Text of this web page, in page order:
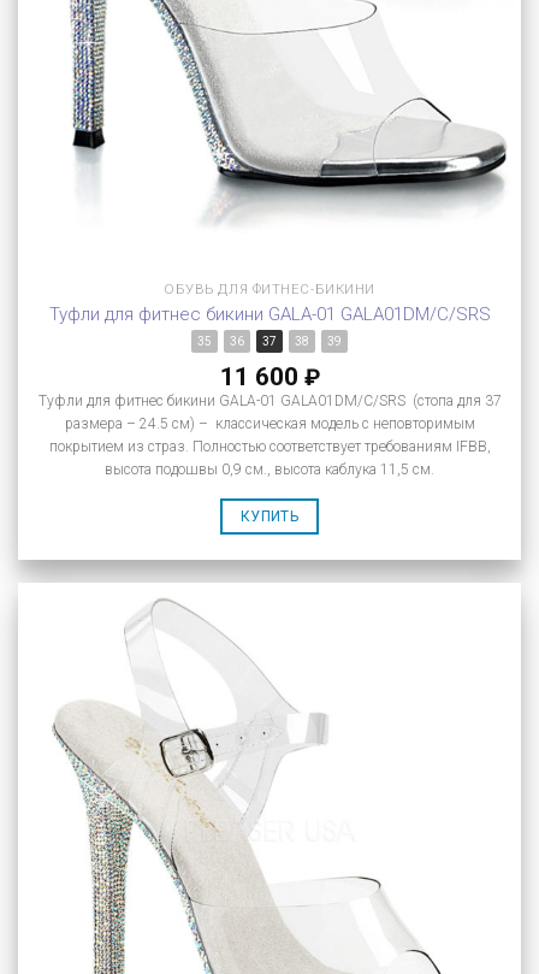
ОБУВЬ ДЛЯ ФИТНЕС-БИКИНИ
Туфли для фитнес бикини GALA-01 GALA01DM/C/SRS
35 36 37 38 39
11 600 ₽
Туфли для фитнес бикини GALA-01 GALA01DM/C/SRS (стопа для 37
размера – 24.5 см) – классическая модель с неповторимым
покрытием из страз. Полностью соответствует требованиям IFBB,
высота подошвы 0,9 см., высота каблука 11,5 см.
КУПИТЬ